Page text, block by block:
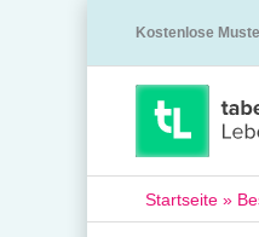
Kostenlose
Startseite »